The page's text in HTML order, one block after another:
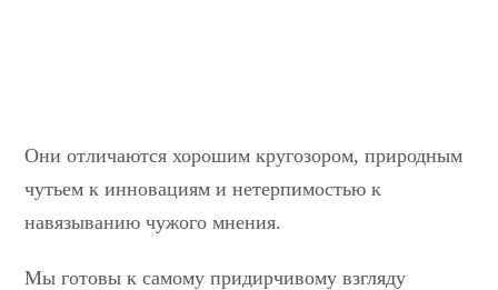
Они отличаются хорошим кругозором, природным
чутьем к инновациям и нетерпимостью к
навязыванию чужого мнения.
Мы готовы к самому придирчивому взгляду